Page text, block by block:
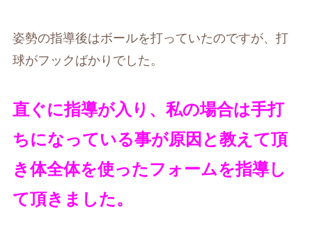
姿勢の指導後はボールを打っていたのですが、打
球がフックばかりでした。
直ぐに指導が入り、私の場合は手打
ちになっている事が原因と教えて頂
き体全体を使ったフォームを指導し
て頂きました。